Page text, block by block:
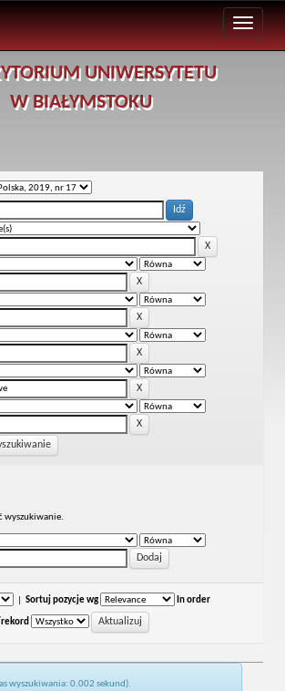
UNIWERSYTETU
W BIAŁYMSTOKU
wyszukiwanie.
Sortuj pozycje wg In order
wyszukiwania: 0.002 sekund).